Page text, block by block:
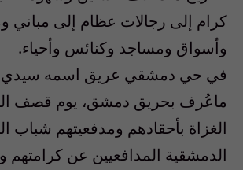
كرام إلى رجالات عظام إلى مباني
وأسواق ومساجد وكنائس وأحياء.
في حي دمشقي عريق اسمه سيدي
ماعُرف بحريق دمشق، يوم قصف
الغزاة بأحقادهم ومدفعيتهم شباب
الدمشقية المدافعيين عن كرامتهم